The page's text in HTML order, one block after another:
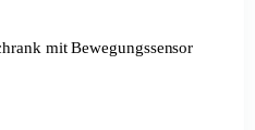
mit Bewegungssensor